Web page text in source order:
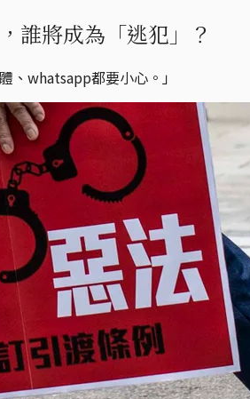
誰將成為「逃犯」？
、whatsapp都要小心。」